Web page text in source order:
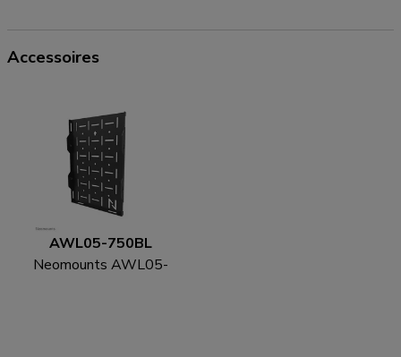
Accessoires
AWL05-750BL
Neomounts AWL05-